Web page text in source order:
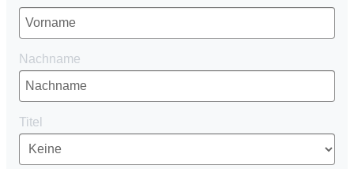
Nachname
Titel